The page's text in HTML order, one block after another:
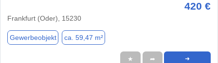
420 €
Frankfurt (Oder), 15230
Gewerbeobjekt ca. 59,47 m²
★ ➦ ➜